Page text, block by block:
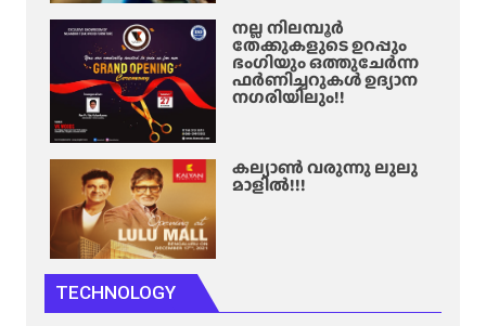
നല്ല നിലമ്പൂർ
തേക്കുകളുടെ ഉറപ്പും
ഭംഗിയും ഒത്തുചേർന്ന
ഫർണിച്ചറുകൾ ഉദ്യാന
നഗരിയിലും!!
കല്യാൺ വരുന്നു ലുലു
മാളിൽ!!!
TECHNOLOGY